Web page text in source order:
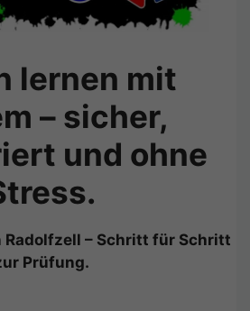
lernen mit
– sicher,
und ohne
Radolfzell – Schritt für Schritt
Prüfung.